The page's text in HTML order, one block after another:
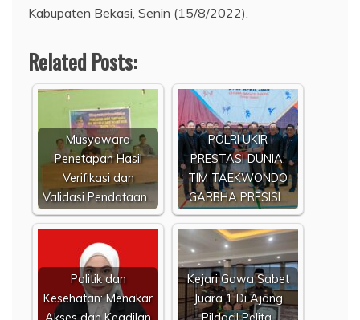
Kabupaten Bekasi, Senin (15/8/2022).
Related Posts:
Musyawara
Penetapan Hasil
Verifikasi dan
Validasi Pendataan…
POLRI UKIR
PRESTASI DUNIA:
TIM TAEKWONDO
GARBHA PRESISI…
Politik dan
Kesehatan: Menakar
Kejari Gowa Sabet
Juara 1 Di Ajang